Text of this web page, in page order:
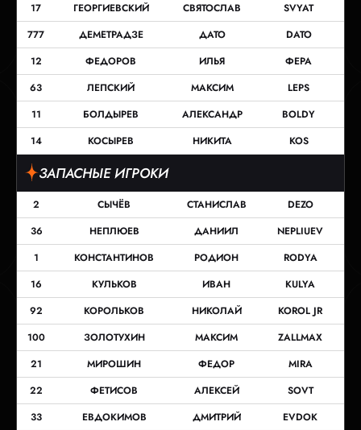
17
ГЕОРГИЕВСКИЙ СВЯТОСЛАВ
SVYAT
777
ДЕМЕТРАДЗЕ ДАТО
DATO
12
ФЕДОРОВ ИЛЬЯ
ФЕРА
63
ЛЕПСКИЙ МАКСИМ
LEPS
11
БОЛДЫРЕВ АЛЕКСАНДР
BOLDY
14
КОСЫРЕВ НИКИТА KOS
ЗАПАСНЫЕ ИГРОКИ
2 СЫЧЁВ СТАНИСЛАВ
DEZO
36
НЕПЛЮЕВ ДАНИИЛ
NEPLIUEV
1
КОНСТАНТИНОВ РОДИОН
RODYA
16
КУЛЬКОВ ИВАН
KULYA
92
КОРОЛЬКОВ НИКОЛАЙ
KOROL JR
100
ЗОЛОТУХИН МАКСИМ
ZALLMAX
21
МИРОШИН ФЕДОР
MIRA
22
ФЕТИСОВ АЛЕКСЕЙ
SOVT
33
ЕВДОКИМОВ ДМИТРИЙ
EVDOK